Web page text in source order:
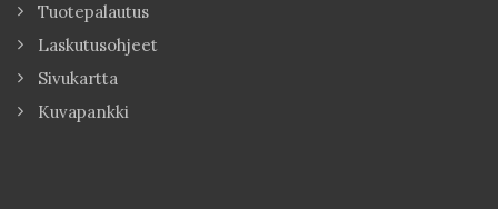
Tuotepalautus
Laskutusohjeet
Sivukartta
Kuvapankki